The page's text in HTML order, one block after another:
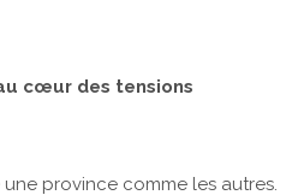
cœur des tensions
une province comme les autres.